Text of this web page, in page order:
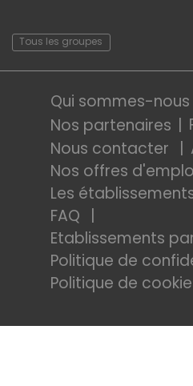
Tous les groupes
Qui sommes-nous
Nos partenaires
Nous contacter
Nos offres
Les
FAQ
Etablissements
Politique de
Politique de